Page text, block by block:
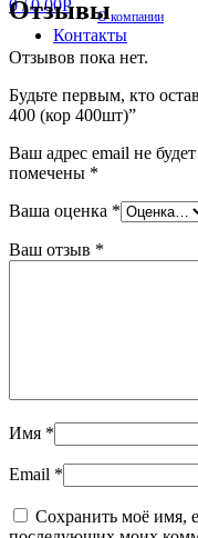
0/ 0.00Р
О компании
Контакты
Отзывы
Отзывов пока нет.
Будьте первым, кто
400 (кор 400шт)”
Ваш адрес email не
помечены *
Ваша оценка *
Ваш отзыв *
Имя *
Email *
Сохранить моё имя,